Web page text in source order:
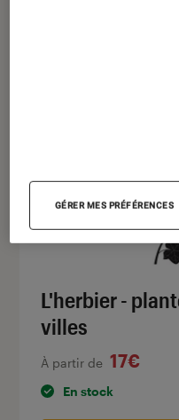
L'herbier -
villes
À partir de 17€
En stock
GÉRER MES PRÉFÉRENCES